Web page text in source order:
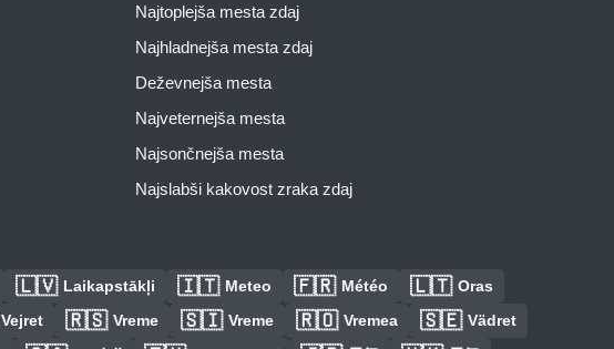
Najtoplejša mesta zdaj
Najhladnejša mesta zdaj
Deževnejša mesta
Najveternejša mesta
Najsončnejša mesta
Najslabši kakovost zraka zdaj
🇱🇻 Laikapstākļi 🇮🇹 Meteo 🇫🇷 Météo 🇱🇹 Oras
Vejret 🇷🇸 Vreme 🇸🇮 Vreme 🇷🇴 Vremea 🇸🇪 Vädret